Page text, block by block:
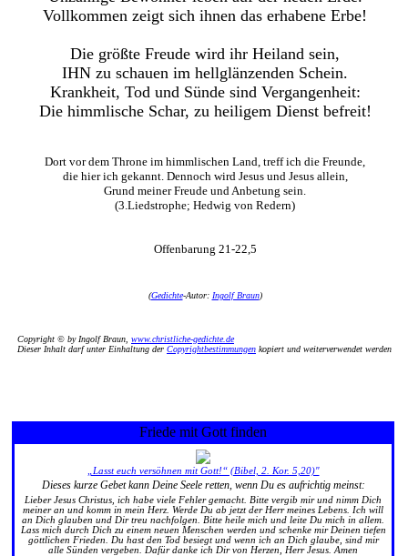
Vollkommen zeigt sich ihnen das erhabene Erbe!
Die größte Freude wird ihr Heiland sein,
IHN zu schauen im hellglänzenden Schein.
Krankheit, Tod und Sünde sind Vergangenheit:
Die himmlische Schar, zu heiligem Dienst befreit!
Dort vor dem Throne im himmlischen Land, treff ich die Freunde,
die hier ich gekannt. Dennoch wird Jesus und Jesus allein,
Grund meiner Freude und Anbetung sein.
(3.Liedstrophe; Hedwig von Redern)
Offenbarung 21-22,5
(Gedichte-Autor: Ingolf Braun)
Copyright © by Ingolf Braun, www.christliche-gedichte.de
Dieser Inhalt darf unter Einhaltung der Copyrightbestimmungen kopiert und weiterverwendet werden
Friede mit Gott finden
„Lasst euch versöhnen mit Gott!“ (Bibel, 2. Kor. 5,20)"
Dieses kurze Gebet kann Deine Seele retten, wenn Du es aufrichtig meinst:
Lieber Jesus Christus, ich habe viele Fehler gemacht. Bitte vergib mir und nimm Dich
meiner an und komm in mein Herz. Werde Du ab jetzt der Herr meines Lebens. Ich will
an Dich glauben und Dir treu nachfolgen. Bitte heile mich und leite Du mich in allem.
Lass mich durch Dich zu einem neuen Menschen werden und schenke mir Deinen tiefen
göttlichen Frieden. Du hast den Tod besiegt und wenn ich an Dich glaube, sind mir
alle Sünden vergeben. Dafür danke ich Dir von Herzen, Herr Jesus. Amen